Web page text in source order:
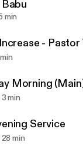
min
Jesus must
Morning
3 min
Service
28 min